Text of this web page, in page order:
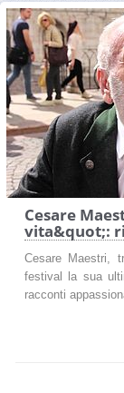
Cesare
vita&quot;:
Cesare Maestri,
festival la sua
racconti